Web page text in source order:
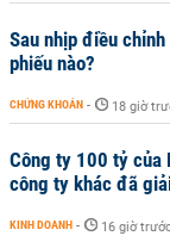
Sau nhịp điều
phiếu nào?
CHỨNG KHOÁN - 18 giờ
Công ty 100 tỷ của
công ty khác đã
KINH DOANH - 16 giờ